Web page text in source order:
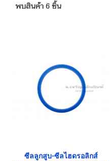
พบสินค้า 6 ชิ้น
ซีลลูกสูบ-ซีลไฮดรอลิกส์